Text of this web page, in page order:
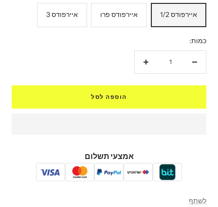
איירפודס 1/2 איירפודס פרו איירפודס 3
כמות:
הגדל
הוספה לסל
אמצעי תשלום
לשתף